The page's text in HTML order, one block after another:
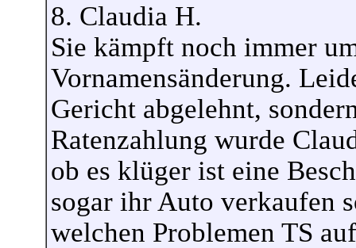
8. Claudia H.
Sie kämpft noch immer
Vornamensänderung.
Gericht abgelehnt,
Ratenzahlung wurde
ob es klüger ist eine
sogar ihr Auto verkaufen
welchen Problemen TS